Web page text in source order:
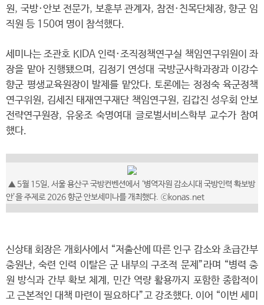
원, 국방·안보 전문가, 보훈부 관계자, 참전·친목단체장, 향군 임
직원 등 150여 명이 참석했다.
세미나는 조관호 KIDA 인력·조직정책연구실 책임연구위원이 좌
장을 맡아 진행됐으며, 김정기 연성대 국방군사학과장과 이강수
향군 평생교육원장이 발제를 맡았다. 토론에는 정정숙 육군정책
연구위원, 김세진 태재연구재단 책임연구원, 김갑진 성우회 안보
전략연구원장, 유웅조 숙명여대 글로벌서비스학부 교수가 참여
했다.
▲5월 15일, 서울 용산구 국방컨벤션에서 ‘병역자원 감소시대 국방인력 확보방
안’을 주제로 2026 향군 안보세미나를 개최했다. ⓒkonas.net
신상태 회장은 개회사에서 “저출산에 따른 인구 감소와 초급간부
충원난, 숙련 인력 이탈은 군 내부의 구조적 문제”라며 “병력 충
원 방식과 간부 확보 체계, 민간 역량 활용까지 포함한 종합적이
고 근본적인 대책 마련이 필요하다”고 강조했다. 이어 “이번 세미